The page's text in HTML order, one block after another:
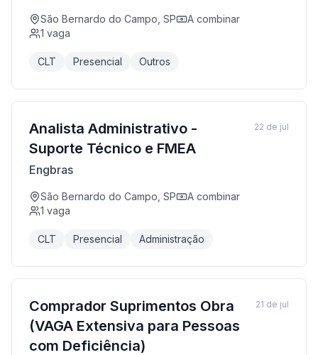
São Bernardo do Campo, SP
A combinar
1 vaga
CLT Presencial Outros
Analista Administrativo -
Suporte Técnico e FMEA
Engbras
São Bernardo do Campo, SP
A combinar
1 vaga
CLT Presencial Administração
22 de jul
Comprador Suprimentos Obra
(VAGA Extensiva para Pessoas
com Deficiência)
21 de jul